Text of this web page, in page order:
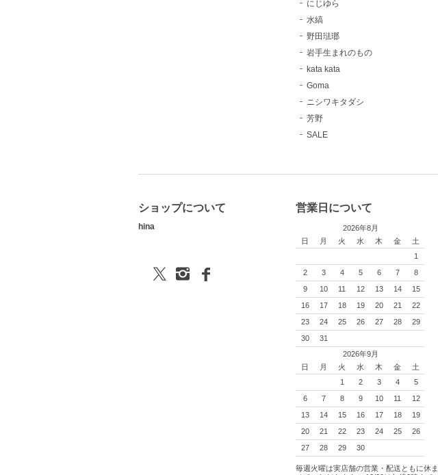
にじゆら
水縞
野田琺瑯
岩手生まれのもの
kata kata
Goma
ニシワキタダシ
芳野
SALE
ショップについて
hina
営業日について
2026年8月
日
月 火 水 木 金
土
1
2
3 4 5 6 7
8
9
10 11 12 13 14
15
16
17 18 19 20 21
22
23
24 25 26 27 28
29
30
31
2026年9月
日
月 火 水 木 金
土
1
2 3 4
5
6
7 8 9 10 11
12
13
14 15 16 17 18
19
20
21 22 23 24 25
26
27
28 29 30
毎週火曜は実店舗の営業・配送ともに休ま